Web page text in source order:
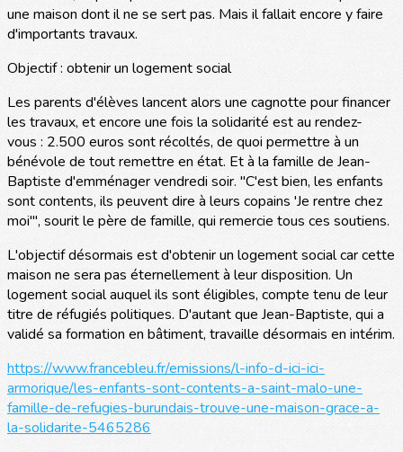
une maison dont il ne se sert pas. Mais il fallait encore y faire
d'importants travaux.
Objectif : obtenir un logement social
Les parents d'élèves lancent alors une cagnotte pour financer
les travaux, et encore une fois la solidarité est au rendez-
vous : 2.500 euros sont récoltés, de quoi permettre à un
bénévole de tout remettre en état. Et à la famille de Jean-
Baptiste d'emménager vendredi soir. "C'est bien, les enfants
sont contents, ils peuvent dire à leurs copains 'Je rentre chez
moi'", sourit le père de famille, qui remercie tous ces soutiens.
L'objectif désormais est d'obtenir un logement social car cette
maison ne sera pas éternellement à leur disposition. Un
logement social auquel ils sont éligibles, compte tenu de leur
titre de réfugiés politiques. D'autant que Jean-Baptiste, qui a
validé sa formation en bâtiment, travaille désormais en intérim.
https://www.francebleu.fr/emissions/l-info-d-ici-ici-
armorique/les-enfants-sont-contents-a-saint-malo-une-
famille-de-refugies-burundais-trouve-une-maison-grace-a-
la-solidarite-5465286